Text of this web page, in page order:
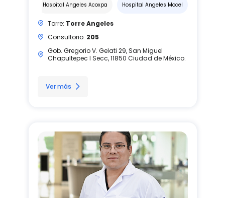
Hospital Angeles Acoxpa Hospital Angeles Mocel
Torre: Torre Angeles
Consultorio: 205
Gob. Gregorio V. Gelati 29, San Miguel
Chapultepec I Secc, 11850 Ciudad de México.
Ver más